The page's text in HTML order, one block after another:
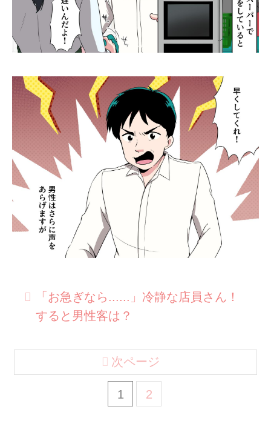
「お急ぎなら......」冷静な店員さん！
すると男性客は？
1 2
次ページ